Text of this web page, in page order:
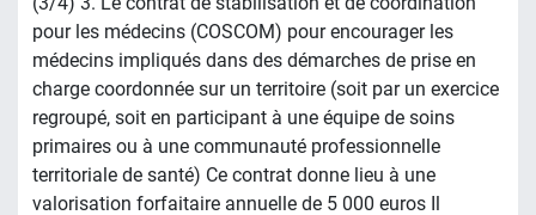
pour les médecins (COSCOM) pour encourager les
médecins impliqués dans des démarches de prise en
charge coordonnée sur un territoire (soit par un exercice
regroupé, soit en participant à une équipe de soins
primaires ou à une communauté professionnelle
territoriale de santé) Ce contrat donne lieu à une
valorisation forfaitaire annuelle de 5 000 euros Il